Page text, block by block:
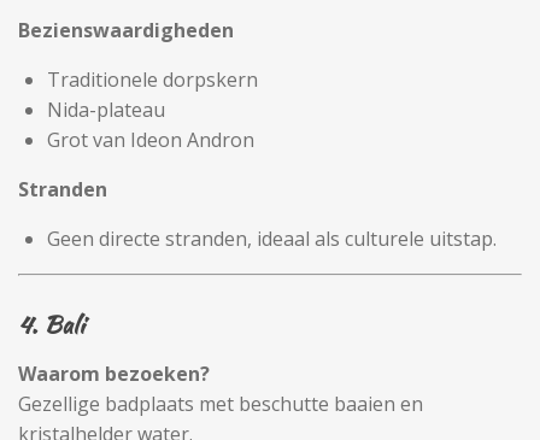
Bezienswaardigheden
Traditionele dorpskern
Nida-plateau
Grot van Ideon Andron
Stranden
Geen directe stranden, ideaal als culturele uitstap.
4. Bali
Waarom bezoeken?
Gezellige badplaats met beschutte baaien en
kristalhelder water.